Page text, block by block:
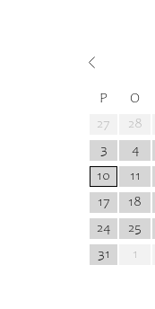
P O
27
28
3
4
10
11
17
18
24
25
31
1